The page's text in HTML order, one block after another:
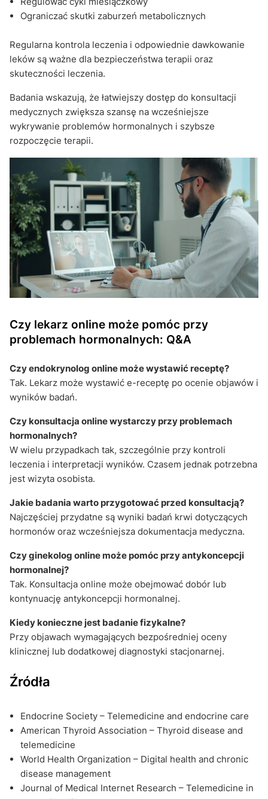
Ograniczać skutki zaburzeń metabolicznych
Regularna kontrola leczenia i odpowiednie dawkowanie
leków są ważne dla bezpieczeństwa terapii oraz
skuteczności leczenia.
Badania wskazują, że łatwiejszy dostęp do konsultacji
medycznych zwiększa szansę na wcześniejsze
wykrywanie problemów hormonalnych i szybsze
rozpoczęcie terapii.
Czy lekarz online może pomóc przy
problemach hormonalnych: Q&A
Czy endokrynolog online może wystawić receptę?
Tak. Lekarz może wystawić e-receptę po ocenie objawów i
wyników badań.
Czy konsultacja online wystarczy przy problemach
hormonalnych?
W wielu przypadkach tak, szczególnie przy kontroli
leczenia i interpretacji wyników. Czasem jednak potrzebna
jest wizyta osobista.
Jakie badania warto przygotować przed konsultacją?
Najczęściej przydatne są wyniki badań krwi dotyczących
hormonów oraz wcześniejsza dokumentacja medyczna.
Czy ginekolog online może pomóc przy antykoncepcji
hormonalnej?
Tak. Konsultacja online może obejmować dobór lub
kontynuację antykoncepcji hormonalnej.
Kiedy konieczne jest badanie fizykalne?
Przy objawach wymagających bezpośredniej oceny
klinicznej lub dodatkowej diagnostyki stacjonarnej.
Źródła
Endocrine Society – Telemedicine and endocrine care
American Thyroid Association – Thyroid disease and
telemedicine
World Health Organization – Digital health and chronic
disease management
Journal of Medical Internet Research – Telemedicine in